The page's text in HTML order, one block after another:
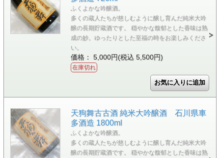
ふくよかな吟醸酒。
多くの蔵人たちが慈しむように醸し育んだ純米大吟
醸の長期貯蔵酒です。 穏やかな馥郁とした香味は熟
成の妙。ゆったりとした至福の時をお楽しみくださ
い。
価格： 5,000円(税込 5,500円)
在庫切れ
天狗舞古古酒 純米大吟醸酒 石川県車
多酒造 1800ml
ふくよかな吟醸酒。
多くの蔵人たちが慈しむように醸し育んだ純米大吟
醸の長期貯蔵酒です。 穏やかな馥郁とした香味は熟